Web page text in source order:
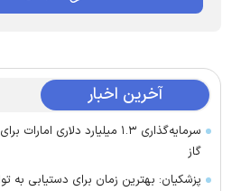
آخرین اخبار
سرمایه‌گذاری ۱.۳ میلیارد دلاری
گاز
پزشکیان: بهترین زمان برای دستیابی به